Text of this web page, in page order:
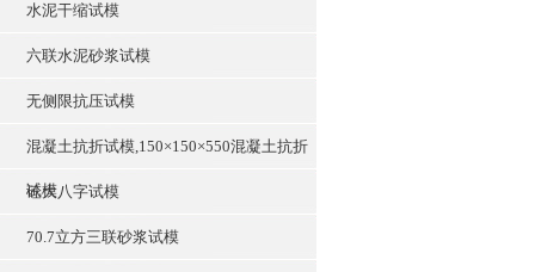
水泥干缩试模
六联水泥砂浆试模
无侧限抗压试模
混凝土抗折试模,150×150×550混凝土抗折
试模
砼大八字试模
70.7立方三联砂浆试模